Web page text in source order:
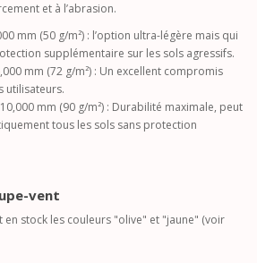
et à l’abrasion.
mm (50 g/m²) : l’option ultra-légère mais qui
supplémentaire sur les sols agressifs.
mm (72 g/m²) : Un excellent compromis
utilisateurs.
10,000 mm (90 g/m²) : Durabilité maximale, peut
tous les sols sans protection
vent
en stock les couleurs "olive" et "jaune" (voir